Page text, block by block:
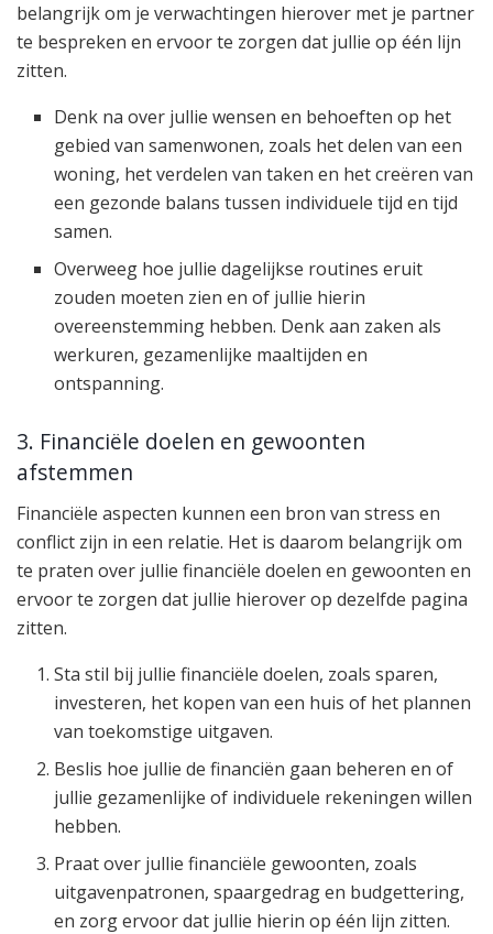
belangrijk om je verwachtingen hierover met je partner
te bespreken en ervoor te zorgen dat jullie op één lijn
zitten.
Denk na over jullie wensen en behoeften op het
gebied van samenwonen, zoals het delen van een
woning, het verdelen van taken en het creëren van
een gezonde balans tussen individuele tijd en tijd
samen.
Overweeg hoe jullie dagelijkse routines eruit
zouden moeten zien en of jullie hierin
overeenstemming hebben. Denk aan zaken als
werkuren, gezamenlijke maaltijden en
ontspanning.
3. Financiële doelen en gewoonten
afstemmen
Financiële aspecten kunnen een bron van stress en
conflict zijn in een relatie. Het is daarom belangrijk om
te praten over jullie financiële doelen en gewoonten en
ervoor te zorgen dat jullie hierover op dezelfde pagina
zitten.
Sta stil bij jullie financiële doelen, zoals sparen,
investeren, het kopen van een huis of het plannen
van toekomstige uitgaven.
Beslis hoe jullie de financiën gaan beheren en of
jullie gezamenlijke of individuele rekeningen willen
hebben.
Praat over jullie financiële gewoonten, zoals
uitgavenpatronen, spaargedrag en budgettering,
en zorg ervoor dat jullie hierin op één lijn zitten.